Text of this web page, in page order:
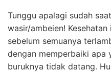
Tunggu apalagi sudah
wasir/ambeien!
sebelum semuanya
dengan memperbaiki apa
buruknya tidak datang.